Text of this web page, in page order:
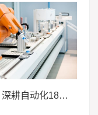
朗豪：深耕自动化18载，以Know-how赋能中国制造数字化转型